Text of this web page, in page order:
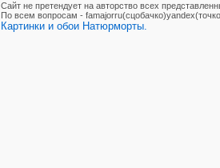
Сайт не претендует на авторство всех
По вcем вопросам -
Картинки и обои Натюрморты.